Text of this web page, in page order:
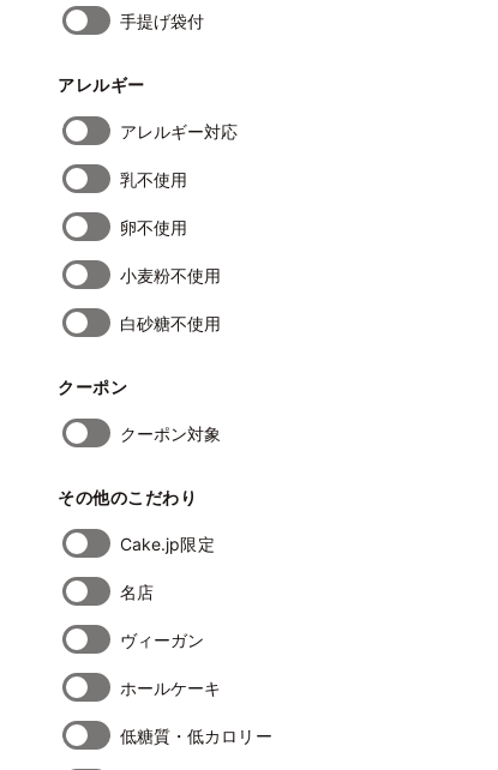
手提げ袋付
アレルギー
アレルギー対応
乳不使用
卵不使用
小麦粉不使用
白砂糖不使用
クーポン
クーポン対象
その他のこだわり
Cake.jp限定
名店
ヴィーガン
ホールケーキ
低糖質・低カロリー